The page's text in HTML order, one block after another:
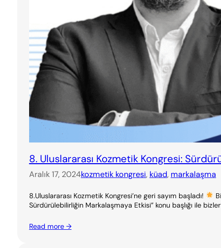
8. Uluslararası Kozmetik Kongresi:
Aralık 17, 2024kozmetik kongresi, küad, markalaşma
8.Uluslararası Kozmetik Kongresi’ne geri sayım başladı!
Sürdürülebilirliğin Markalaşmaya Etkisi” konu başlığı ile
Read more →